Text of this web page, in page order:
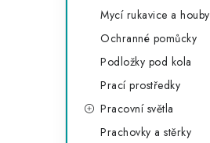
Mycí rukavice a houby
Ochranné pomůcky
Podložky pod kola
Prací prostředky
Pracovní světla
Prachovky a stěrky